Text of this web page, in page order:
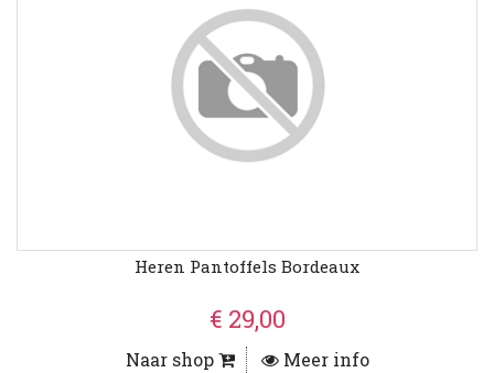
Heren Pantoffels Bordeaux
€ 29,00
Naar shop Meer info